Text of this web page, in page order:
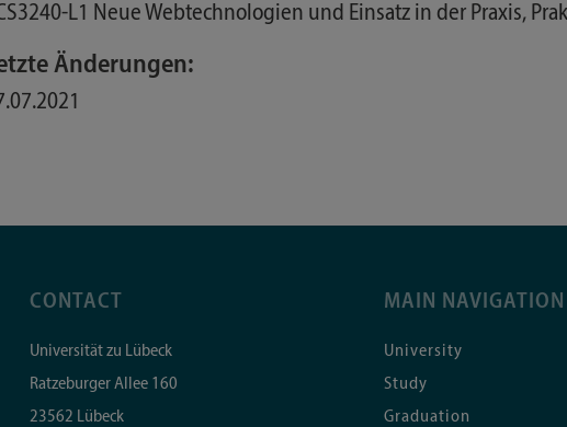
L1 Neue Webtechnologien und Einsatz in der Praxis,
Änderungen:
CONTACT
Universität zu Lübeck
Ratzeburger Allee 160
23562 Lübeck
MAIN NAVIGATION
University
Study
Graduation